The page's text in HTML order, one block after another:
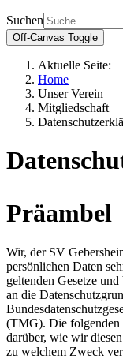
Suchen
Off-Canvas Toggle
Aktuelle Seite:
Home
Unser Verein
Mitgliedschaft
Präambel
Wir, der SV
persönlichen Daten
geltenden Gesetze
an die
(TMG). Die folgenden
darüber, wie wir
zu welchem Zweck